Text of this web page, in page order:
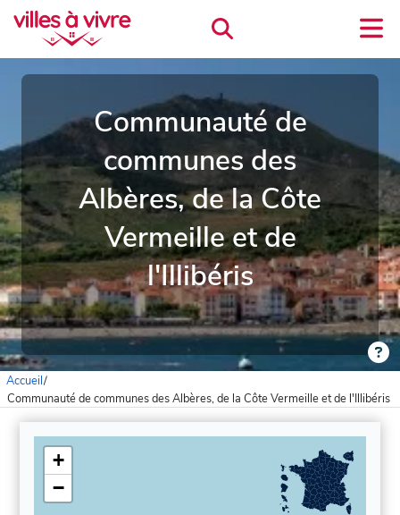
Communauté de
communes des
Albères, de la Côte
Vermeille et de
l'Illibéris
Accueil/
Communauté de communes des Albères, de la Côte Vermeille et de l'Illibéris
+
−